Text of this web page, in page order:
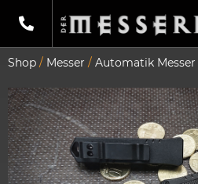
Shop / Messer / Automatik Messer